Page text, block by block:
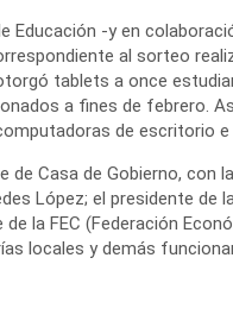
-y en
al sorteo
tablets a once
a fines de febrero.
de escritorio e
Casa de Gobierno, con
López; el presidente de
la FEC (Federación
locales y demás